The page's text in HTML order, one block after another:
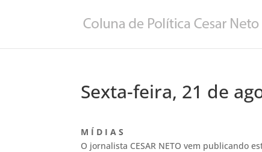
Sexta-feira, 21 de
M Í D I A S
O jornalista CESAR NETO vem publicando